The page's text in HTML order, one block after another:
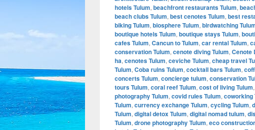
hotels Tulum, beachfront restaurants Tulum,
beach clubs Tulum, best cenotes Tulum, best
biking Tulum, biosphere Tulum, birdwatching
boutique hotels Tulum, boutique stays Tulum,
cafes Tulum, Cancun to Tulum, car rental Tulum,
conservation Tulum, cenote diving Tulum, Cenote
ha, cenotes Tulum, ceviche Tulum, cheap travel
Tulum, Coba ruins Tulum, cocktail bars Tulum,
concerts Tulum, concierge tulum, conservation
tours Tulum, coral reef Tulum, cost of living Tulum,
photography Tulum, covid rules Tulum, coworking
Tulum, currency exchange Tulum, cycling Tulum,
Tulum, digital detox Tulum, digital nomad tulum,
Tulum, drone photography Tulum, eco